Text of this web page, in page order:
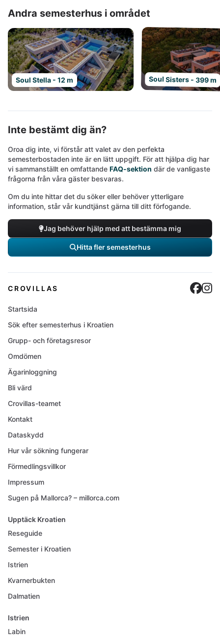
Andra semesterhus i området
Soul Stella - 12 m Soul Sisters - 399 m
Inte bestämt dig än?
Oroa dig inte, vi förstår att valet av den perfekta
semesterbostaden inte är en lätt uppgift. För att hjälpa dig har
vi sammanställt en omfattande FAQ-sektion där de vanligaste
frågorna från våra gäster besvaras.
Om du inte hittar det du söker eller behöver ytterligare
information, står vår kundtjänst gärna till ditt förfogande.
Jag behöver hjälp med att bestämma mig
Hitta fler semesterhus
CROVILLAS
Startsida
Sök efter semesterhus i Kroatien
Grupp- och företagsresor
Omdömen
Ägarinloggning
Bli värd
Crovillas-teamet
Kontakt
Dataskydd
Hur vår sökning fungerar
Förmedlingsvillkor
Impressum
Sugen på Mallorca? – millorca.com
Upptäck Kroatien
Reseguide
Semester i Kroatien
Istrien
Kvarnerbukten
Dalmatien
Istrien
Labin